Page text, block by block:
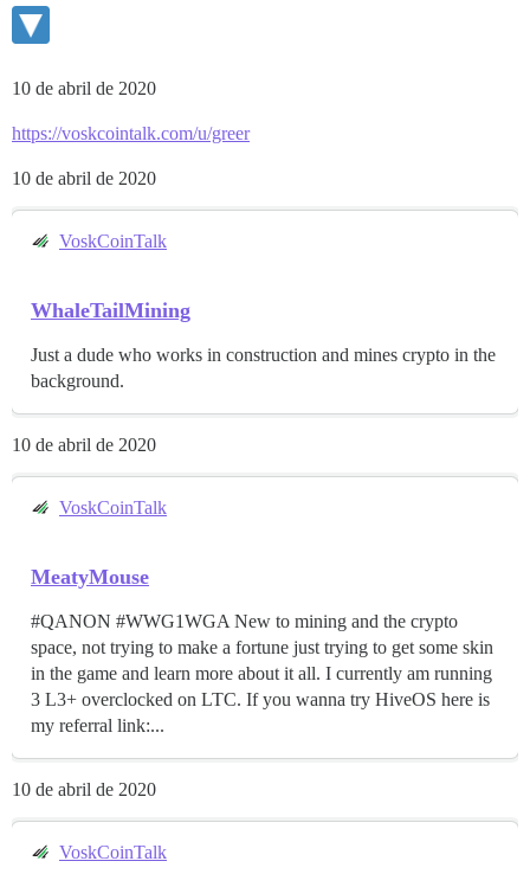
10 de abril de 2020
https://voskcointalk.com/u/greer
10 de abril de 2020
VoskCoinTalk
WhaleTailMining
Just a dude who works in construction and mines crypto in the
background.
10 de abril de 2020
VoskCoinTalk
MeatyMouse
#QANON #WWG1WGA New to mining and the crypto
space, not trying to make a fortune just trying to get some skin
in the game and learn more about it all. I currently am running
3 L3+ overclocked on LTC. If you wanna try HiveOS here is
my referral link:...
10 de abril de 2020
VoskCoinTalk